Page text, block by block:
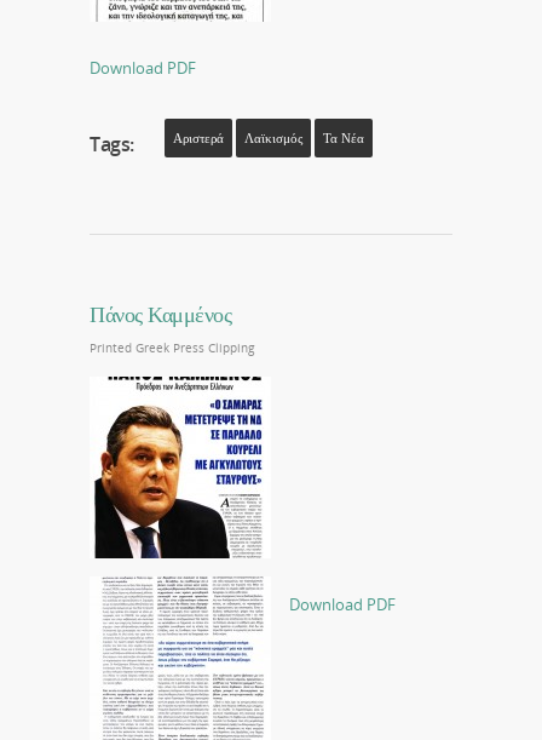
Download PDF
Tags: Αριστερά Λαϊκισμός Τα Νέα
Πάνος Καμμένος
Printed Greek Press Clipping
Download PDF